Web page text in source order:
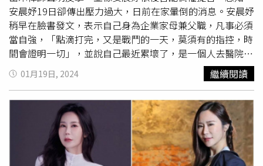
所認正常朋友間交往分際之行為」，並稱已備足相關證據將
依法提出侵害配偶權之侵權行為損害賠償訴訟，正宮也憤而
對安晨妤以及傅男連帶求償400萬元，雙雙被告上法院後，
台北地院如今判決出爐，判安晨妤和傅男侵害配偶權，應連
帶賠償正宮新台幣30萬元。
安晨妤19日卻傳出壓力過大，日前在家暈倒的消息。安晨妤
稍早在臉書發文，表示自己身為企業家母兼父職，凡事必須
當自強，「點滴打完，又是戰鬥的一天，莫須有的指控，時
間會證明一切」，並說自己最近累壞了，是一個人去醫院就
醫，晚點還有會議和公務行程。安晨妤傳出在家昏倒，獨自
到醫院打點滴。（圖／翻攝安晨妤nicoan臉書）她直言，女
生不要想著要嫁入豪門，「讓自己成為豪門不是更有抵
氣？」而她獨自撫養一對兒女，她相信自己有能力為了全心
守護他們的幸福而奮鬥。安晨妤也透過經紀公司回覆目前狀
況，「無端捲入他人夫妻糾紛覺得很委屈，這幾天承受不住
龐大壓力因而在家暈倒，讓她深刻體會唯有照顧好自己身
01月19日, 2024 繼續閱讀